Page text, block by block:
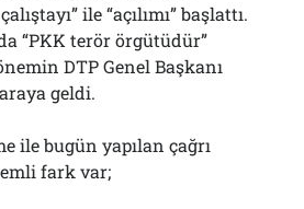
ile “açılımı” başlattı.
“PKK terör örgütüdür”
DTP Genel Başkanı
geldi.
ile bugün yapılan çağrı
fark var;